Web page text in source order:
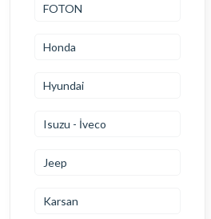
FOTON
Honda
Hyundai
Isuzu - İveco
Jeep
Karsan